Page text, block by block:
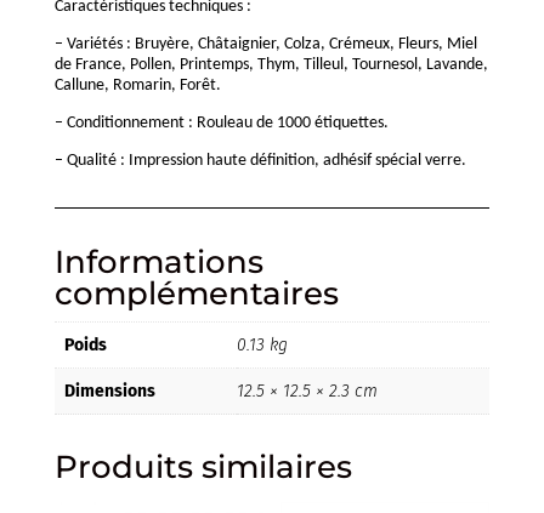
Caractéristiques techniques :
– Variétés : Bruyère, Châtaignier, Colza, Crémeux, Fleurs, Miel
de France, Pollen, Printemps, Thym, Tilleul, Tournesol, Lavande,
Callune, Romarin, Forêt.
– Conditionnement : Rouleau de 1000 étiquettes.
– Qualité : Impression haute définition, adhésif spécial verre.
Informations
complémentaires
Poids 0.13 kg
Dimensions 12.5 × 12.5 × 2.3 cm
Produits similaires